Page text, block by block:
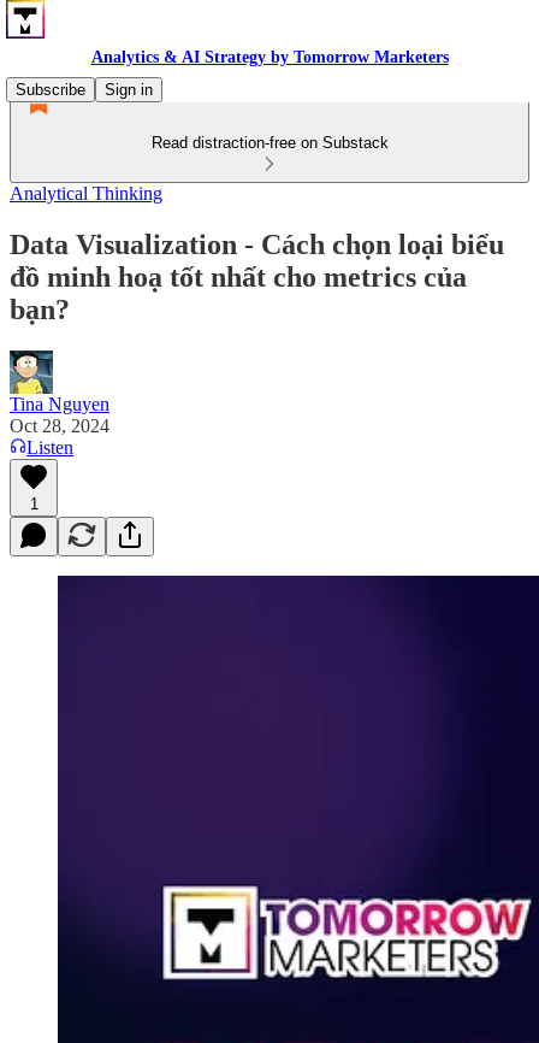
Analytics & AI Strategy by Tomorrow Marketers
Subscribe
Sign in
Read distraction-free on Substack
Analytical Thinking
Data Visualization - Cách chọn loại biểu
đồ minh hoạ tốt nhất cho metrics của
bạn?
Tina Nguyen
Oct 28, 2024
Listen
1